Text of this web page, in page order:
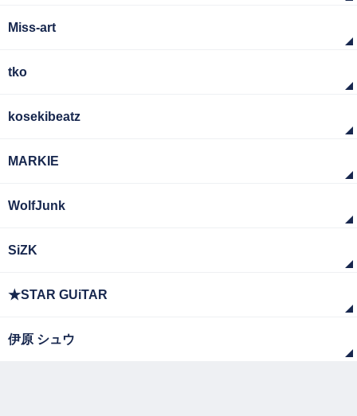
Miss-art
tko
kosekibeatz
MARKIE
WolfJunk
SiZK
★STAR GUiTAR
伊原 シュウ